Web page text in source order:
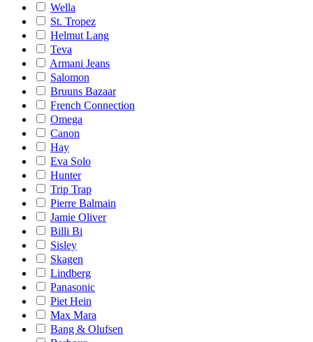
Wella
St. Tropez
Helmut Lang
Teva
Armani Jeans
Salomon
Bruuns Bazaar
French Connection
Omega
Canon
Hay
Eva Solo
Hunter
Trip Trap
Pierre Balmain
Jamie Oliver
Billi Bi
Sisley
Skagen
Lindberg
Panasonic
Piet Hein
Max Mara
Bang & Olufsen